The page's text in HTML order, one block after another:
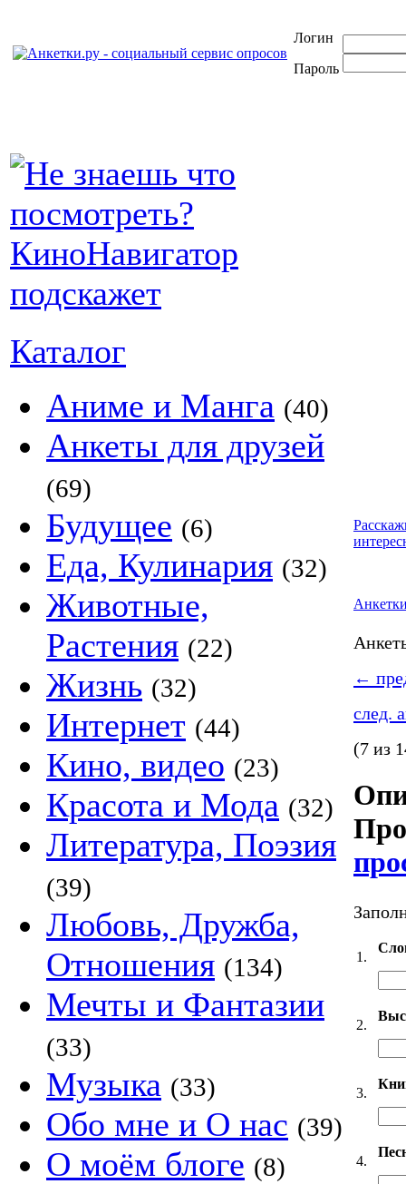
Логин
Пароль
Каталог
Аниме и Манга (40)
Анкеты для друзей
(69)
Будущее (6)
Еда, Кулинария (32)
Животные,
Растения (22)
Жизнь (32)
Интернет (44)
Кино, видео (23)
Красота и Мода (32)
Литература, Поэзия
(39)
Любовь, Дружба,
Отношения (134)
Мечты и Фантазии
(33)
Музыка (33)
Обо мне и О нас (39)
О моём блоге (8)
←
след.
(7 из
1.
2.
3.
4.